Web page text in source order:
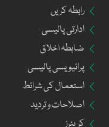
رابطہ کریں
ادارتی پالیسی
ضابطہ اخلاق
پرائیویسی پالیسی
استعمال کی شرائط
اصلاحات و تردید
کریئرز